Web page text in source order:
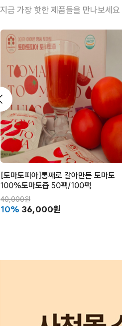
지금 가장 핫한 제품들을 만나보세요
[토마토피아]통째로 갈아만든 토마토
100%토마토즙 50팩/100팩
40,000원
10% 36,000원